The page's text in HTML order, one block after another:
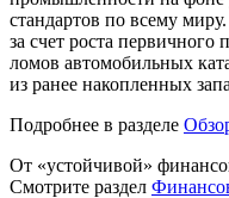
стандартов по всему
за счет роста первичного
ломов автомобильных
из ранее накопленных
Подробнее в разделе
От «устойчивой»
Смотрите раздел